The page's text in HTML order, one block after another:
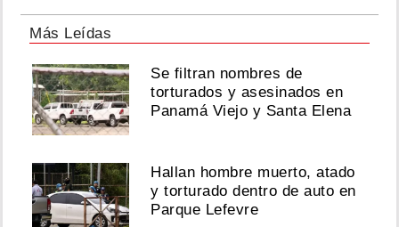
Más Leídas
Se filtran nombres de
torturados y asesinados en
Panamá Viejo y Santa Elena
Hallan hombre muerto, atado
y torturado dentro de auto en
Parque Lefevre